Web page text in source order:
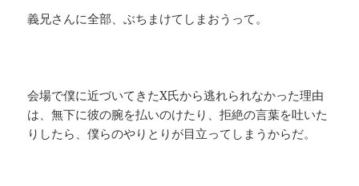
義兄さんに全部、ぶちまけてしまおうって。
会場で僕に近づいてきたX氏から逃れられなかった理由
は、無下に彼の腕を払いのけたり、拒絶の言葉を吐いた
りしたら、僕らのやりとりが目立ってしまうからだ。